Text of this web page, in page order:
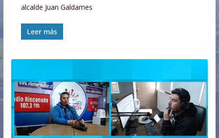
alcalde Juan Galdames
Leer más